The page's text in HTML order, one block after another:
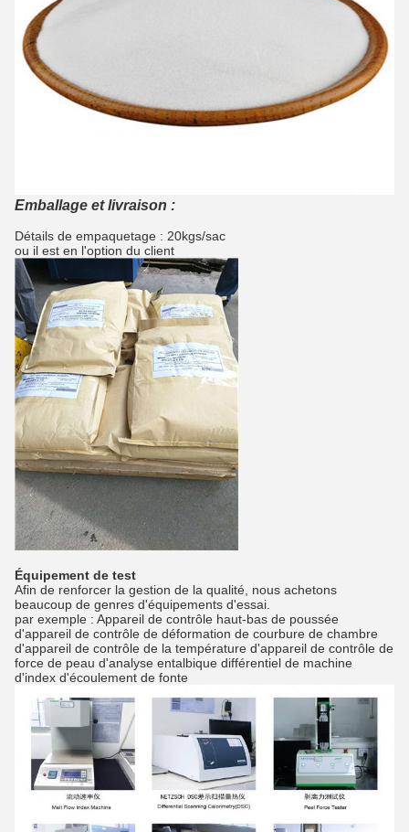
Emballage et livraison :
Détails de empaquetage : 20kgs/sac
ou il est en l'option du client
Équipement de test
Afin de renforcer la gestion de la qualité, nous achetons
beaucoup de genres d'équipements d'essai.
par exemple : Appareil de contrôle haut-bas de poussée
d'appareil de contrôle de déformation de courbure de chambre
d'appareil de contrôle de la température d'appareil de contrôle de
force de peau d'analyse entalbique différentiel de machine
d'index d'écoulement de fonte